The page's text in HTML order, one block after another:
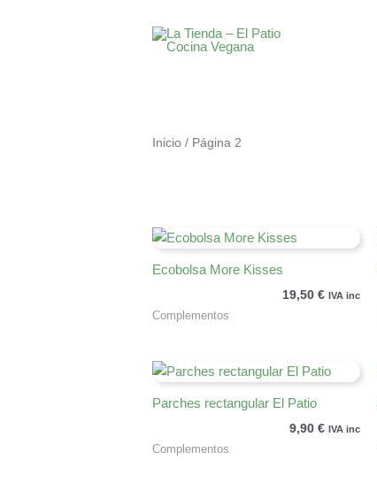
Inicio / Página 2
Ecobolsa More Kisses
19,50 € IVA inc
Complementos
Parches rectangular El Patio
9,90 € IVA inc
Complementos